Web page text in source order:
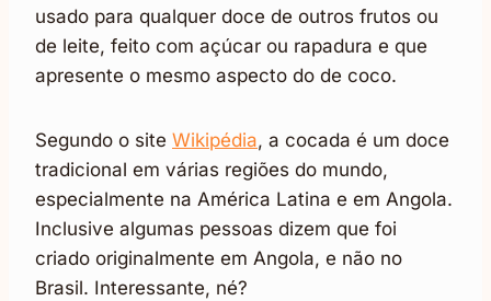
usado para qualquer doce de outros frutos ou
de leite, feito com açúcar ou rapadura e que
apresente o mesmo aspecto do de coco.
Segundo o site Wikipédia, a cocada é um doce
tradicional em várias regiões do mundo,
especialmente na América Latina e em Angola.
Inclusive algumas pessoas dizem que foi
criado originalmente em Angola, e não no
Brasil. Interessante, né?